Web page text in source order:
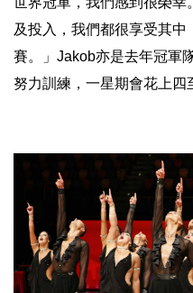
及投入， 我們都很享受其中
賽。」Jakob亦是去年冠軍
努力訓練， 一星期會花上四